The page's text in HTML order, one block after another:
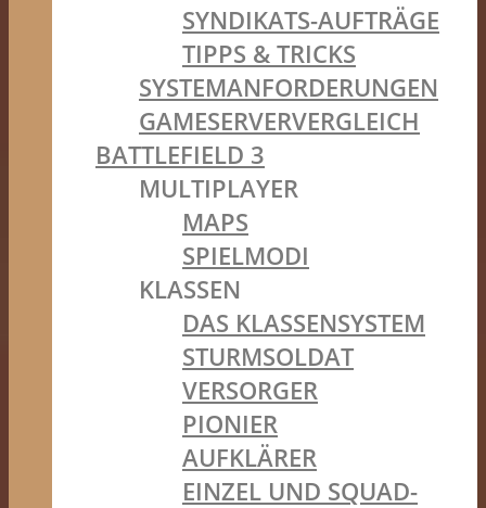
SYNDIKATS-AUFTRÄGE
TIPPS & TRICKS
SYSTEMANFORDERUNGEN
GAMESERVERVERGLEICH
BATTLEFIELD 3
MULTIPLAYER
MAPS
SPIELMODI
KLASSEN
DAS KLASSENSYSTEM
STURMSOLDAT
VERSORGER
PIONIER
AUFKLÄRER
EINZEL UND SQUAD-